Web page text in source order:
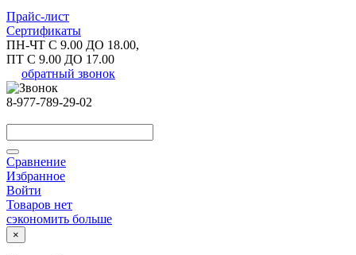
Прайс-лист
Сертификаты
ПН-ЧТ С 9.00 ДО 18.00,
ПТ С 9.00 ДО 17.00
обратный звонок
8-977-789-29-02
Сравнение
Избранное
Войти
Товаров нет
сэкономить больше
×